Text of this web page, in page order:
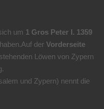
um 1 Gros Peter I. 1359
der Vorderseite
Löwen von Zypern
und Zypern) nennt die